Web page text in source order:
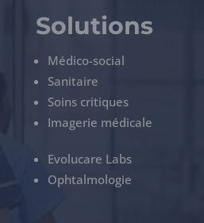
Solutions
Médico-social
Sanitaire
Soins critiques
Imagerie médicale
Evolucare Labs
Ophtalmologie